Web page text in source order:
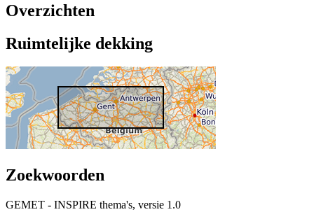
Overzichten
Ruimtelijke dekking
Zoekwoorden
GEMET - INSPIRE thema's, versie 1.0